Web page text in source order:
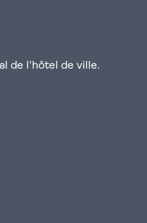
de l'hôtel de ville.